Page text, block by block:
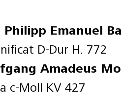
Philipp Emanuel
D-Dur H. 772
Amadeus
c-Moll KV 427